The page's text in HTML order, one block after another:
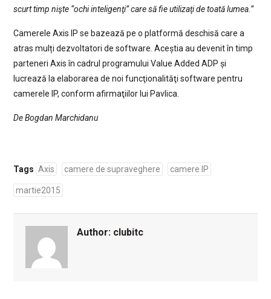
scurt timp nişte “ochi inteligenţi” care să fie utilizaţi de toată lumea.”
Camerele Axis IP se bazează pe o platformă deschisă care a
atras mulți dezvoltatori de software. Aceștia au devenit în timp
parteneri Axis în cadrul programului Value Added ADP și
lucrează la elaborarea de noi funcţionalităţi software pentru
camerele IP, conform afirmaţiilor lui Pavlica.
De Bogdan Marchidanu
Tags Axis camere de supraveghere camere IP
martie2015
Author: clubitc